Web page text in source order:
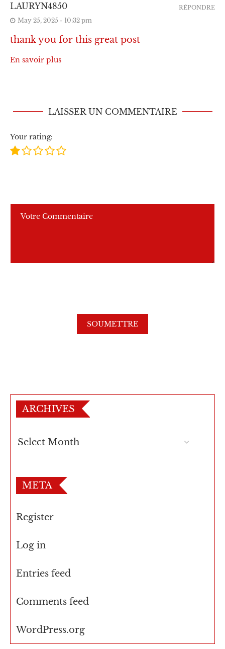
LAURYN4850
May 25, 2025 - 10:32 pm
thank you for this great post
En savoir plus
RÉPONDRE
LAISSER UN COMMENTAIRE
Your rating:
ARCHIVES
META
Register
Log in
Entries feed
Comments feed
WordPress.org